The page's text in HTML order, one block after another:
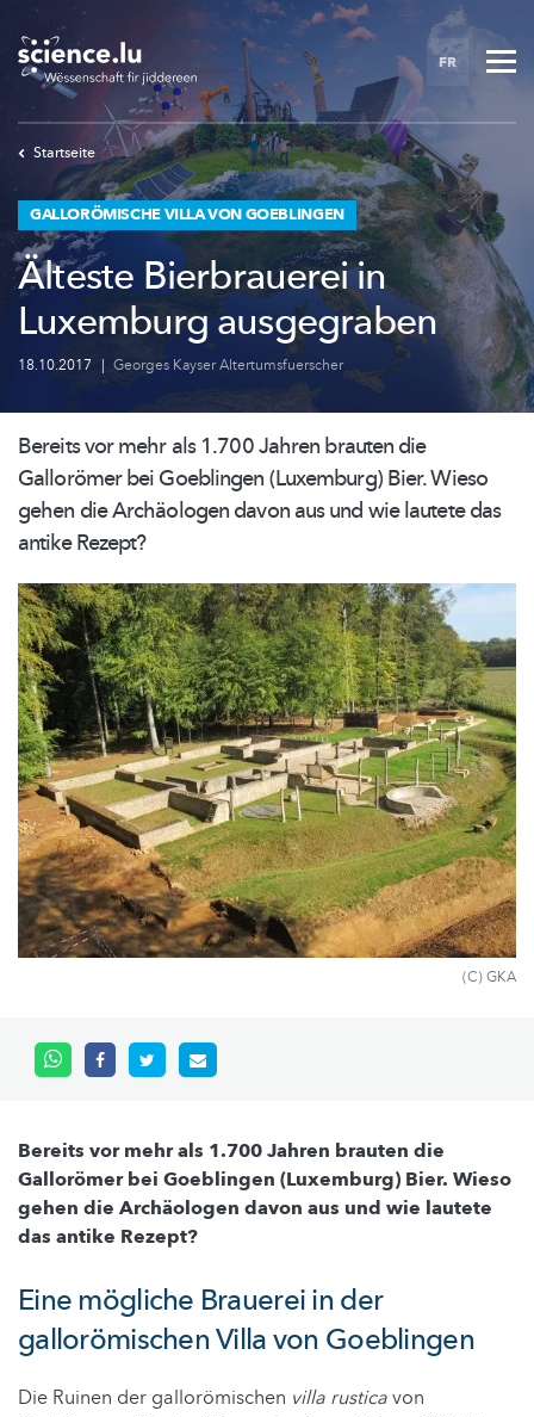
to
main
content
FR
Startseite
GALLORÖMISCHE VILLA VON GOEBLINGEN
Älteste Bierbrauerei in
Luxemburg ausgegraben
18.10.2017 | Georges Kayser Altertumsfuerscher
Bereits vor mehr als 1.700 Jahren brauten die
Gallorömer bei Goeblingen (Luxemburg) Bier. Wieso
gehen die Archäologen davon aus und wie lautete das
antike Rezept?
(C) GKA
Bereits vor mehr als 1.700 Jahren brauten die
Gallorömer bei Goeblingen (Luxemburg) Bier. Wieso
gehen die Archäologen davon aus und wie lautete
das antike Rezept?
Eine mögliche Brauerei in der
gallorömischen Villa von Goeblingen
Die Ruinen der gallorömischen villa rusticavon